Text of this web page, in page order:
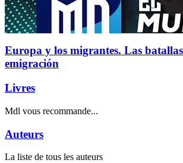
Europa y los migrantes. Las
emigración
Livres
Mdl vous recommande...
Auteurs
La liste de tous les auteurs